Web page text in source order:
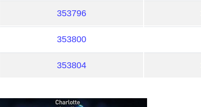
353796
353800
353804